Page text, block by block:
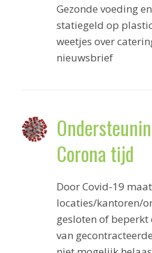
Gezonde voeding
statiegeld op
weetjes over
nieuwsbrief
Corona tijd
Door Covid-19
locaties/kantoren/
gesloten of beperkt
van